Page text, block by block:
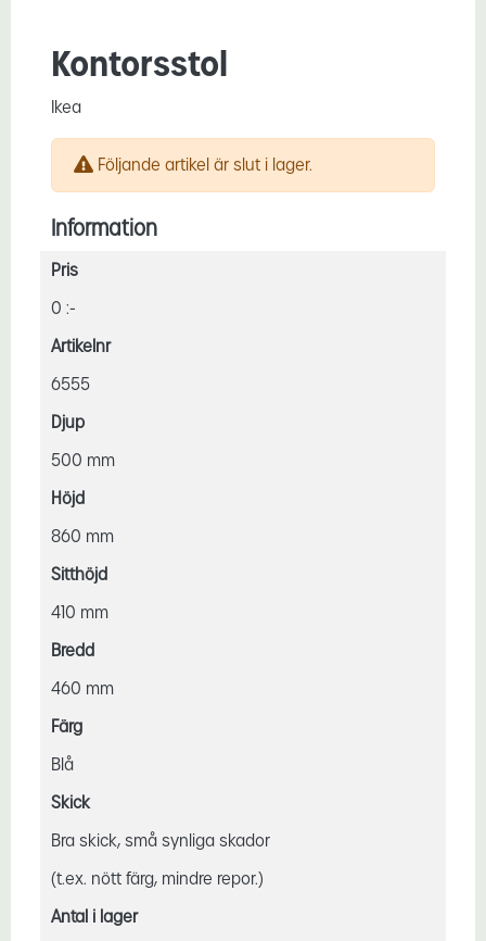
Kontorsstol
Ikea
Följande artikel är slut i lager.
Information
Pris
0 :-
Artikelnr
6555
Djup
500 mm
Höjd
860 mm
Sitthöjd
410 mm
Bredd
460 mm
Färg
Blå
Skick
Bra skick, små synliga skador
(t.ex. nött färg, mindre repor.)
Antal i lager